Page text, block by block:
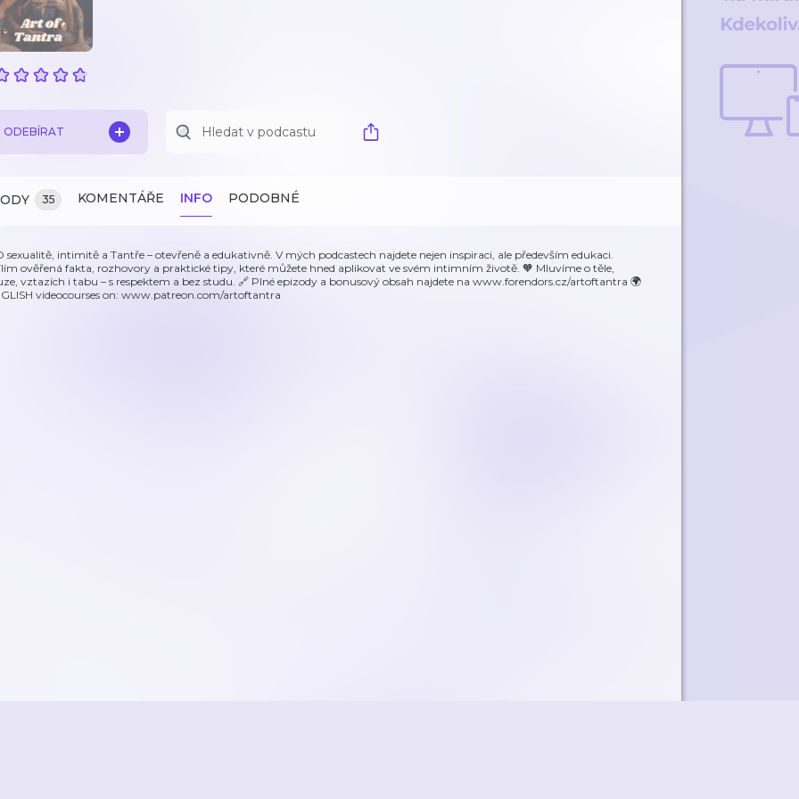
ODEBÍRAT
35 KOMENTÁŘE INFO PODOBNÉ
sexualitě, intimitě a Tantře – otevřeně a edukativně. V mých podcastech najdete nejen inspiraci, ale především edukaci.
ověřená fakta, rozhovory a praktické tipy, které můžete hned aplikovat ve svém intimním životě. 🧡 Mluvíme o těle,
vztazích i tabu – s respektem a bez studu. 🔗 Plné epizody a bonusový obsah najdete na www.forendors.cz/artoftantra 🌍
videocourses on: www.patreon.com/artoftantra